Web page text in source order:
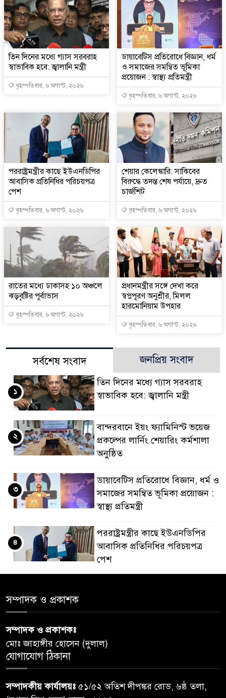
তিন দিনের মধ্যে গ্যাস সরবরাহ
স্বাভাবিক হবে: জ্বালানি মন্ত্রী
বৃহস্পতিবার, ৬ অগাস্ট, ২০২৬
ডায়াবেটিস প্রতিরোধে বিজ্ঞান, ধর্ম
ও সমাজের সমন্বিত ভূমিকা
প্রয়োজন : স্বাস্থ্য প্রতিমন্ত্রী
বৃহস্পতিবার, ৬ অগাস্ট, ২০২৬
পররাষ্ট্রমন্ত্রীর কা‌ছে ইউএনডিপির
আবাসিক প্রতিনিধির পরিচয়পত্র
পেশ
বৃহস্পতিবার, ৬ অগাস্ট, ২০২৬
শেয়ার কেলেঙ্কারি: সাকিবের
বিরুদ্ধে তদন্ত শেষ পর্যায়ে, দ্রুত
চার্জশিট
বৃহস্পতিবার, ৬ অগাস্ট, ২০২৬
রাতের মধ্যে ঢাকাসহ ১০ অঞ্চলে
ঝড়বৃষ্টির পূর্বাভাস
বৃহস্পতিবার, ৬ অগাস্ট, ২০২৬
প্রধানমন্ত্রীর সঙ্গে দেখা করে
স্বপ্নপূরণ অনুশ্রীর, মিলল
হারমোনিয়াম উপহার
বৃহস্পতিবার, ৬ অগাস্ট, ২০২৬
সর্বশেষ সংবাদ জনপ্রিয় সংবাদ
তিন দিনের মধ্যে গ্যাস সরবরাহ
স্বাভাবিক হবে: জ্বালানি মন্ত্রী
১
বান্দরবানে ইয়ং ফ্যামিনিস্ট ভয়েজ
প্রকল্পের লার্নিং শেয়ারিং কর্মশালা
অনুষ্ঠিত
২
ডায়াবেটিস প্রতিরোধে বিজ্ঞান, ধর্ম ও
সমাজের সমন্বিত ভূমিকা প্রয়োজন :
স্বাস্থ্য প্রতিমন্ত্রী
৩
পররাষ্ট্রমন্ত্রীর কা‌ছে ইউএনডিপির
আবাসিক প্রতিনিধির পরিচয়পত্র
পেশ
৪
৫
ঝড়বৃষ্টির পূর্বাভাস
৬
অনুশ্রীর, মিলল হারমোনিয়াম
৭
সম্পাদক ও প্রকাশক
সম্পাদক ও প্রকাশকঃ
মোঃ জাহাঙ্গীর হোসেন (দুলাল)
যোগাযোগ ঠিকানা
সম্পাদকীয় কার্যালয়ঃ ৫১/৫২ অতিশ দীপঙ্কর রোড, ৬ষ্ঠ তলা,